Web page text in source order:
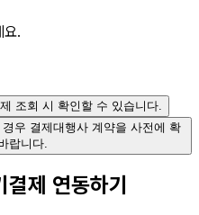
요.
조회 시 확인할 수 있습니다.
우 결제대행사 계약을 사전에 확
랍니다.
제 연동하기